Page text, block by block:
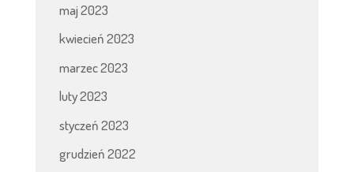
maj 2023
kwiecień 2023
marzec 2023
luty 2023
styczeń 2023
grudzień 2022